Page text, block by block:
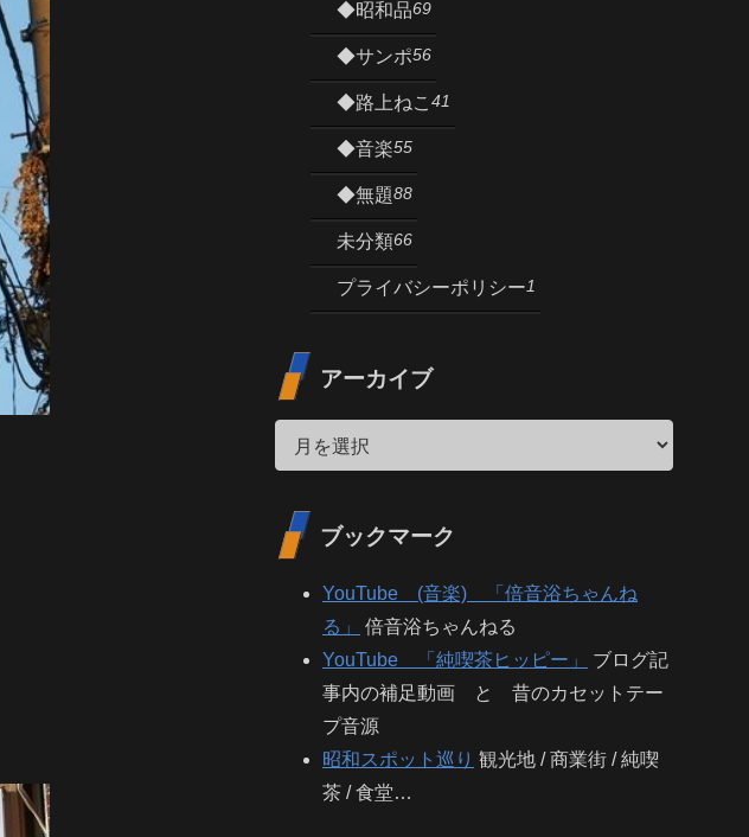
◆昭和品69
◆サンポ56
◆路上ねこ 41
◆音楽55
◆無題88
未分類66
プライバシーポリシー1
アーカイブ
ブックマーク
YouTube (音楽) 「倍音浴ちゃんね
る」
倍音浴ちゃんねる
YouTube 「純喫茶ヒッピー」
ブログ記
事内の補足動画 と 昔のカセットテー
プ音源
昭和スポット巡り 観光地 / 商業街 / 純喫
茶 / 食堂…